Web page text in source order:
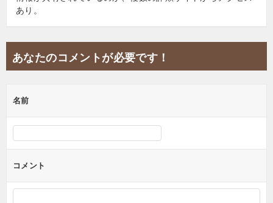
あり。
あなたのコメントが必要です！
名前
コメント